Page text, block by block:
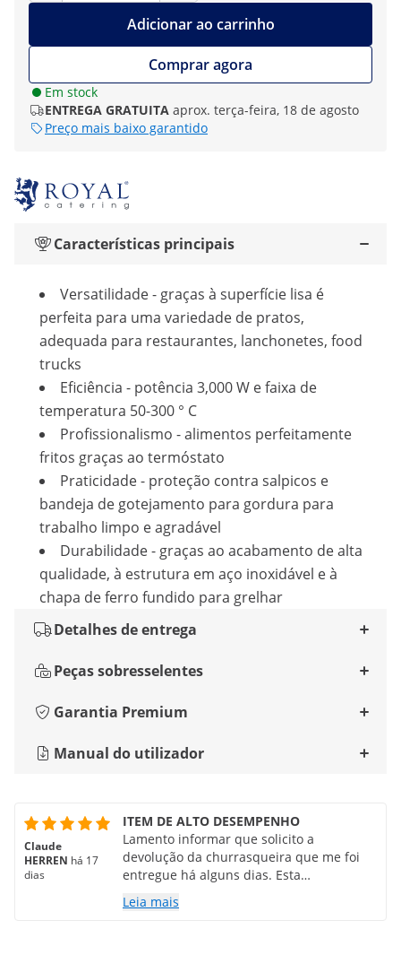
Adicionar ao carrinho
Comprar agora
Em stock
ENTREGA GRATUITA aprox. terça-feira, 18 de agosto
Preço mais baixo garantido
Características principais
Versatilidade - graças à superfície lisa é
perfeita para uma variedade de pratos,
adequada para restaurantes, lanchonetes, food
trucks
Eficiência - potência 3,000 W e faixa de
temperatura 50-300 ° C
Profissionalismo - alimentos perfeitamente
fritos graças ao termóstato
Praticidade - proteção contra salpicos e
bandeja de gotejamento para gordura para
trabalho limpo e agradável
Durabilidade - graças ao acabamento de alta
qualidade, à estrutura em aço inoxidável e à
chapa de ferro fundido para grelhar
Detalhes de entrega
Peças sobresselentes
Garantia Premium
Manual do utilizador
Claude
HERREN há 17
dias
ITEM DE ALTO DESEMPENHO
Lamento informar que solicito a
devolução da churrasqueira que me foi
entregue há alguns dias. Esta
churrasqueira não se destina a
entusiastas ocasionais do churrasco; ela
Leia mais